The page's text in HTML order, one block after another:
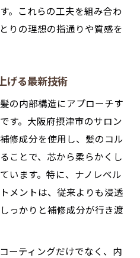
。これらの工夫を組み合わ
りの理想の指通りや質感を
げる最新技術
の内部構造にアプローチす
す。大阪府摂津市のサロン
修成分を使用し、髪のコル
ことで、芯から柔らかくし
います。特に、ナノレベル
メントは、従来よりも浸透
っかりと補修成分が行き渡
ーティングだけでなく、内